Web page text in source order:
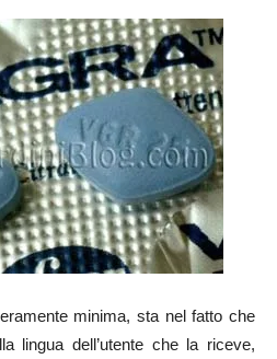
minima, sta nel fatto che
lingua dell’utente che la riceve,